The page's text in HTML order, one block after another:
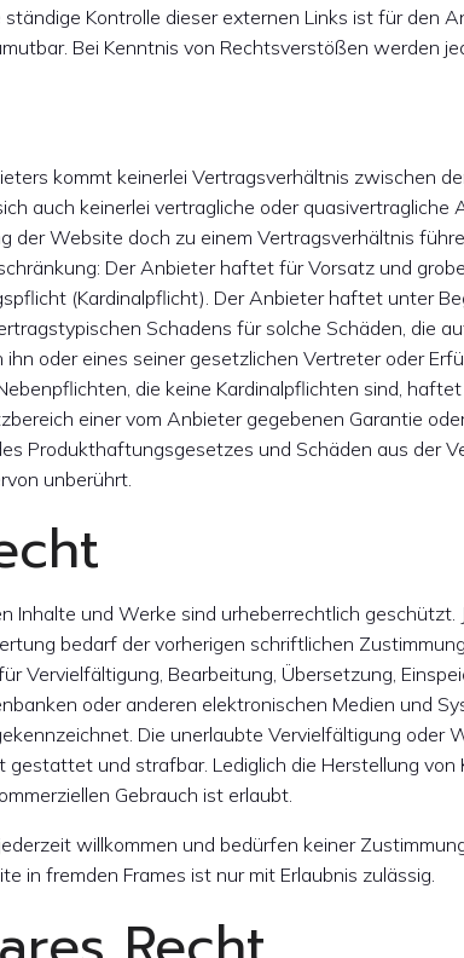
ständige Kontrolle dieser externen Links ist für den
Bei Kenntnis von Rechtsverstößen werden
kommt keinerlei Vertragsverhältnis zwischen
auch keinerlei vertragliche oder quasivertragliche
der Website doch zu einem Vertragsverhältnis
Der Anbieter haftet für Vorsatz und
(Kardinalpflicht). Der Anbieter haftet unter
Schadens für solche Schäden, die
oder eines seiner gesetzlichen Vertreter oder
die keine Kardinalpflichten sind,
einer vom Anbieter gegebenen Garantie
Produkthaftungsgesetzes und Schäden aus der
unberührt.
Inhalte und Werke sind urheberrechtlich geschützt.
bedarf der vorherigen schriftlichen
Vervielfältigung, Bearbeitung, Übersetzung,
oder anderen elektronischen Medien und
Die unerlaubte Vervielfältigung oder
und strafbar. Lediglich die Herstellung von
Gebrauch ist erlaubt.
willkommen und bedürfen keiner
in fremden Frames ist nur mit Erlaubnis zulässig.